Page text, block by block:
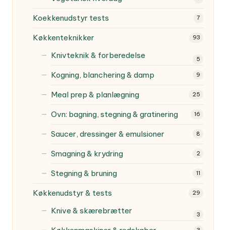
Koekkenudstyr tests 7
Køkkenteknikker 93
Knivteknik & forberedelse 5
Kogning, blanchering & damp 9
Meal prep & planlægning 25
Ovn: bagning, stegning & gratinering 16
Saucer, dressinger & emulsioner 8
Smagning & krydring 2
Stegning & bruning 11
Køkkenudstyr & tests 29
Knive & skærebrætter 3